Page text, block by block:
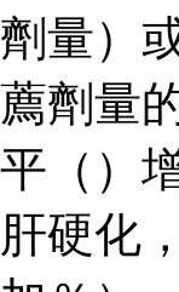
劑量）
薦劑量
平（）
肝硬化